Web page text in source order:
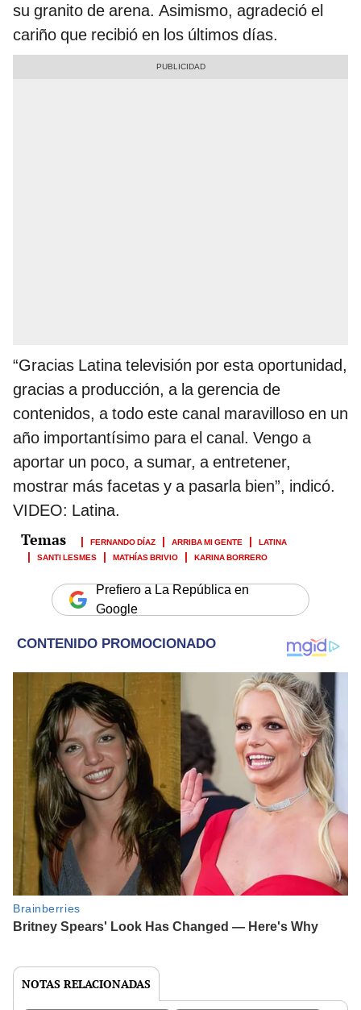
su granito de arena. Asimismo, agradeció el
cariño que recibió en los últimos días.
“Gracias Latina televisión por esta oportunidad,
gracias a producción, a la gerencia de
contenidos, a todo este canal maravilloso en un
año importantísimo para el canal. Vengo a
aportar un poco, a sumar, a entretener,
mostrar más facetas y a pasarla bien”, indicó.
VIDEO: Latina.
FERNANDO DÍAZ ARRIBA MI GENTE
LATINA
SANTI LESMES
MATHÍAS BRIVIO KARINA BORRERO
Prefiero a La República en
Google
NOTAS RELACIONADAS